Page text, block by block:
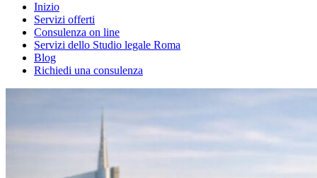
Inizio
Servizi offerti
Consulenza on line
Servizi dello Studio legale Roma
Blog
Richiedi una consulenza